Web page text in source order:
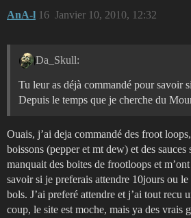
AnA-l Janvier 10, 2010, 12:32
16
Da_Skull:
Tu leur as déjà commandé pour savoir
Depuis le temps que je cherche du
Ouais, j’ai deja commandé des froot
boissons (pepper et mt dew) et des
manquait des boites de frootloops et
savoir si je preferais attendre 10jours ou
bols. J’ai preferé attendre et j’ai tout recu
coup, le site est moche, mais ya des vrais